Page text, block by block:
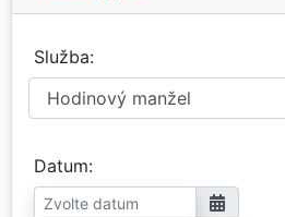
Služba
Datum